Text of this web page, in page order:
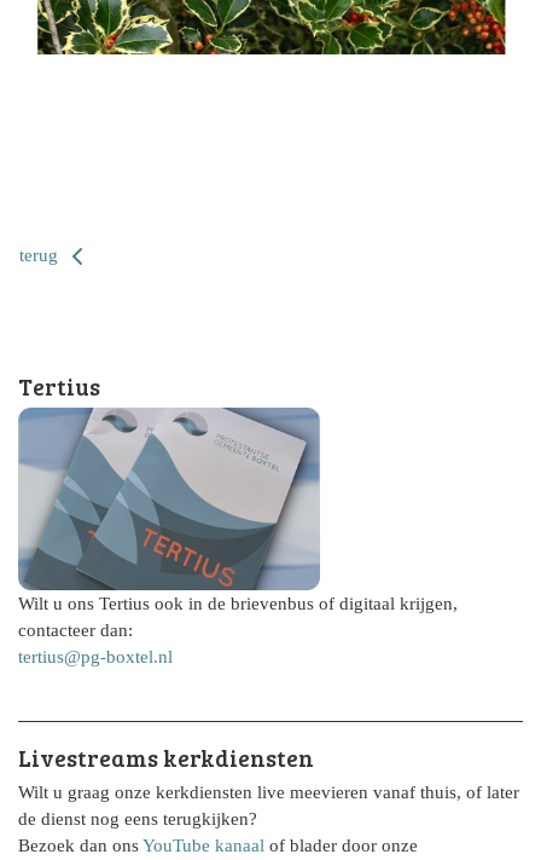
terug
Tertius
Wilt u ons Tertius ook in de brievenbus of digitaal krijgen,
contacteer dan:
tertius@pg-boxtel.nl
Livestreams kerkdiensten
Wilt u graag onze kerkdiensten live meevieren vanaf thuis, of later
de dienst nog eens terugkijken?
Bezoek dan onsYouTube kanaal of blader door onze